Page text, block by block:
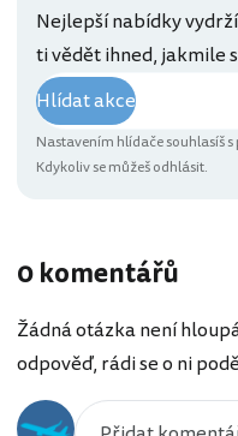
Nejlepší nabídky
ti vědět ihned, jakmile
Hlídat akce
Nastavením hlídače souhlasíš s
Kdykoliv se můžeš odhlásit.
0 komentářů
Žádná otázka není
odpověď, rádi se o ni